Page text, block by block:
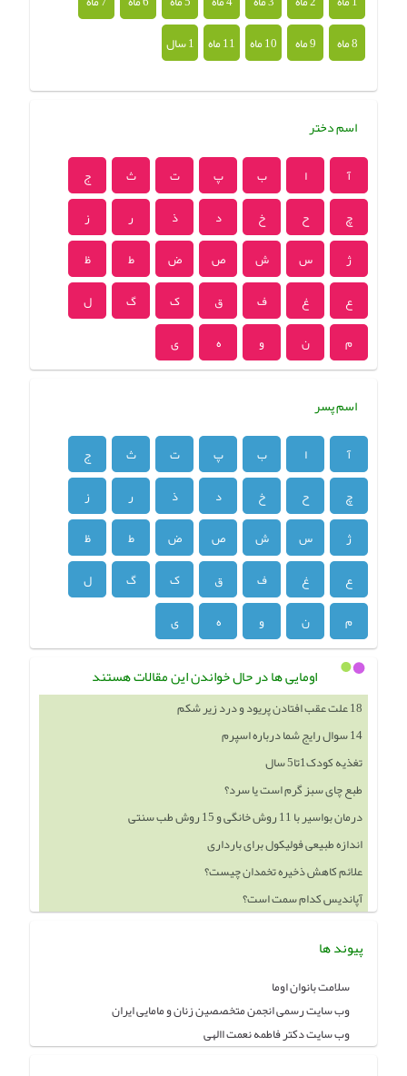
8 ماه
9 ماه 10 ماه 11 ماه 1 سال
اسم دختر
آ ا ب پ ت ث
ج
چ
ح خ د ذ ر
ز
ژ
س ش ص ض ط
ظ
ع
غ ف ق ک گ
ل
م
ن و ه ی
اسم پسر
آ ا ب پ ت ث
ج
چ
ح خ د ذ ر
ز
ژ
س ش ص ض ط
ظ
ع
غ ف ق ک گ
ل
م
ن و ه ی
اومایی ها در حال خواندن این مقالات هستند
18 علت عقب افتادن پریود و درد زیر شکم
14 سوال رایج شما درباره اسپرم
تغذیه کودک1تا5 سال
طبع چای سبز گرم است یا سرد؟
درمان بواسیر با 11 روش خانگی و 15 روش طب سنتی
اندازه طبیعی فولیکول برای بارداری
علائم کاهش ذخیره تخمدان چیست؟
آپاندیس کدام سمت است؟
پیوند ها
سلامت بانوان اوما
وب سایت رسمی انجمن متخصصین زنان و مامایی ایران
وب سایت دکتر فاطمه نعمت االهی